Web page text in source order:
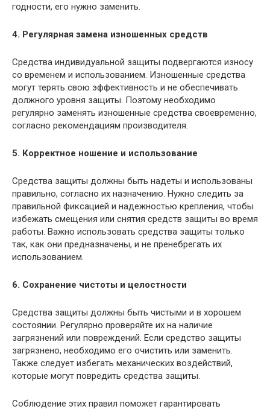
годности, его нужно заменить.
4. Регулярная замена изношенных средств
Средства индивидуальной защиты подвергаются износу
со временем и использованием. Изношенные средства
могут терять свою эффективность и не обеспечивать
должного уровня защиты. Поэтому необходимо
регулярно заменять изношенные средства своевременно,
согласно рекомендациям производителя.
5. Корректное ношение и использование
Средства защиты должны быть надеты и использованы
правильно, согласно их назначению. Нужно следить за
правильной фиксацией и надежностью крепления, чтобы
избежать смещения или снятия средств защиты во время
работы. Важно использовать средства защиты только
так, как они предназначены, и не пренебрегать их
использованием.
6. Сохранение чистоты и целостности
Средства защиты должны быть чистыми и в хорошем
состоянии. Регулярно проверяйте их на наличие
загрязнений или повреждений. Если средство защиты
загрязнено, необходимо его очистить или заменить.
Также следует избегать механических воздействий,
которые могут повредить средства защиты.
Соблюдение этих правил поможет гарантировать